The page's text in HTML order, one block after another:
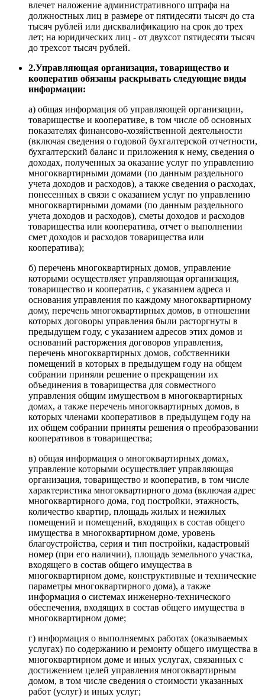
влечет наложение административного штрафа на
должностных лиц в размере от пятидесяти тысяч до ста
тысяч рублей или дисквалификацию на срок до трех
лет; на юридических лиц - от двухсот пятидесяти тысяч
до трехсот тысяч рублей.
2.Управляющая организация, товарищество и
кооператив обязаны раскрывать следующие виды
информации:
а) общая информация об управляющей организации,
товариществе и кооперативе, в том числе об основных
показателях финансово-хозяйственной деятельности
(включая сведения о годовой бухгалтерской отчетности,
бухгалтерский баланс и приложения к нему, сведения о
доходах, полученных за оказание услуг по управлению
многоквартирными домами (по данным раздельного
учета доходов и расходов), а также сведения о расходах,
понесенных в связи с оказанием услуг по управлению
многоквартирными домами (по данным раздельного
учета доходов и расходов), сметы доходов и расходов
товарищества или кооператива, отчет о выполнении
смет доходов и расходов товарищества или
кооператива);
б) перечень многоквартирных домов, управление
которыми осуществляет управляющая организация,
товарищество и кооператив, с указанием адреса и
основания управления по каждому многоквартирному
дому, перечень многоквартирных домов, в отношении
которых договоры управления были расторгнуты в
предыдущем году, с указанием адресов этих домов и
оснований расторжения договоров управления,
перечень многоквартирных домов, собственники
помещений в которых в предыдущем году на общем
собрании приняли решение о прекращении их
объединения в товарищества для совместного
управления общим имуществом в многоквартирных
домах, а также перечень многоквартирных домов, в
которых членами кооперативов в предыдущем году на
их общем собрании приняты решения о преобразовании
кооперативов в товарищества;
в) общая информация о многоквартирных домах,
управление которыми осуществляет управляющая
организация, товарищество и кооператив, в том числе
характеристика многоквартирного дома (включая адрес
многоквартирного дома, год постройки, этажность,
количество квартир, площадь жилых и нежилых
помещений и помещений, входящих в состав общего
имущества в многоквартирном доме, уровень
благоустройства, серия и тип постройки, кадастровый
номер (при его наличии), площадь земельного участка,
входящего в состав общего имущества в
многоквартирном доме, конструктивные и технические
параметры многоквартирного дома), а также
информация о системах инженерно-технического
обеспечения, входящих в состав общего имущества в
многоквартирном доме;
г) информация о выполняемых работах (оказываемых
услугах) по содержанию и ремонту общего имущества в
многоквартирном доме и иных услугах, связанных с
достижением целей управления многоквартирным
домом, в том числе сведения о стоимости указанных
работ (услуг) и иных услуг;